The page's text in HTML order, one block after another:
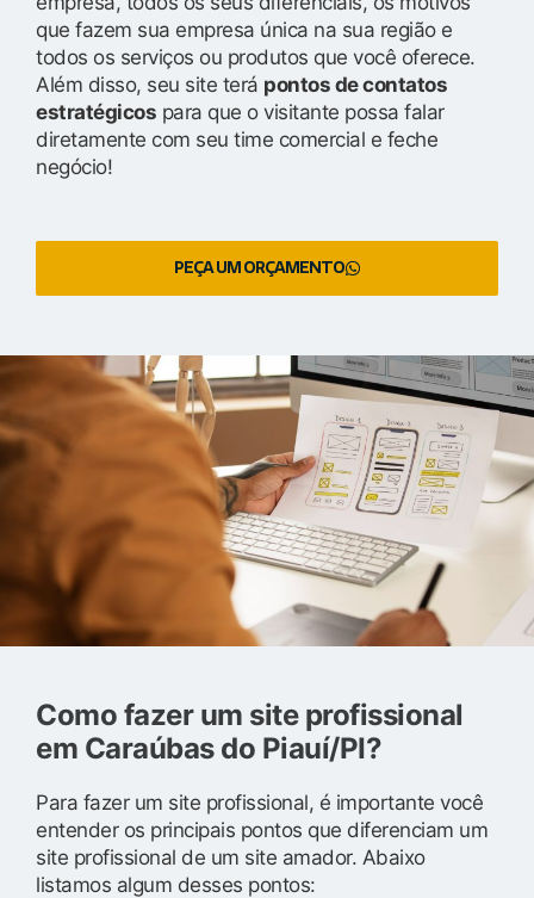
que fazem sua empresa única na sua região e
todos os serviços ou produtos que você oferece.
Além disso, seu site terá pontos de contatos
estratégicos para que o visitante possa falar
diretamente com seu time comercial e feche
negócio!
PEÇA UM ORÇAMENTO
Como fazer um site profissional
em Caraúbas do Piauí/PI?
Para fazer um site profissional, é importante você
entender os principais pontos que diferenciam um
site profissional de um site amador. Abaixo
listamos algum desses pontos: